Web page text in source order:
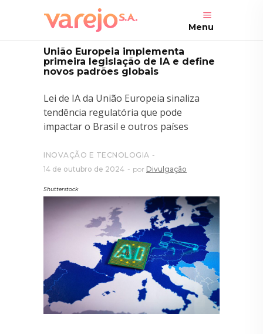
Menu
União Europeia implementa
primeira legislação de IA e define
novos padrões globais
Lei de IA da União Europeia sinaliza
tendência regulatória que pode
impactar o Brasil e outros países
INOVAÇÃO E TECNOLOGIA
14 de outubro de 2024
por Divulgação
Shutterstock